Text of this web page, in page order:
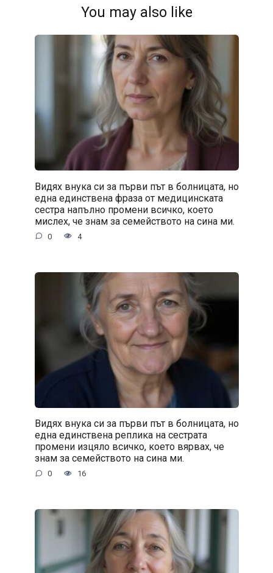
You may also like
Видях внука си за първи път в болницата, но
една единствена фраза от медицинската
сестра напълно промени всичко, което
мислех, че знам за семейството на сина ми.
0 4
Видях внука си за първи път в болницата, но
една единствена реплика на сестрата
промени изцяло всичко, което вярвах, че
знам за семейството на сина ми.
0 16